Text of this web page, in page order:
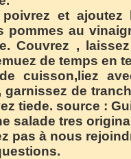
et ajoutez
pommes au
Couvrez ,
de temps en
cuisson,liez
garnissez de
tiede. source :
salade tres
pas à nous